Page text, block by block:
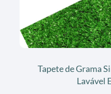
Tapete de Grama
Lavável